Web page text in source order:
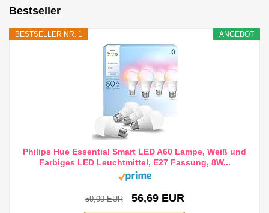
Bestseller
ANGEBOT
BESTSELLER NR. 1
Philips Hue Essential Smart LED A60 Lampe, Weiß und
Farbiges LED Leuchtmittel, E27 Fassung, 8W...
59,99 EUR 56,69 EUR